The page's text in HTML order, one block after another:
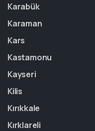
Karabük
Karaman
Kars
Kastamonu
Kayseri
Kilis
Kırıkkale
Kırklareli